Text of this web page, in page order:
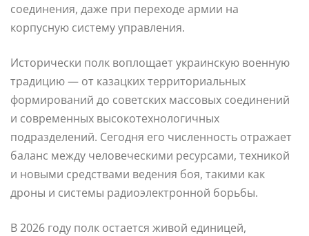
соединения, даже при переходе армии на
корпусную систему управления.
Исторически полк воплощает украинскую военную
традицию — от казацких территориальных
формирований до советских массовых соединений
и современных высокотехнологичных
подразделений. Сегодня его численность отражает
баланс между человеческими ресурсами, техникой
и новыми средствами ведения боя, такими как
дроны и системы радиоэлектронной борьбы.
В 2026 году полк остается живой единицей,